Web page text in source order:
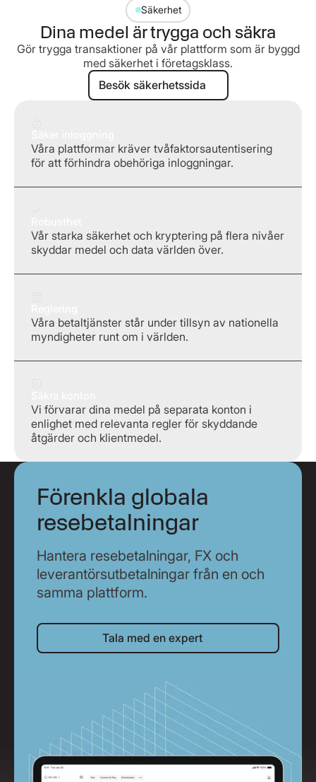
Säkerhet
Dina medel är trygga och säkra
Gör trygga transaktioner på vår plattform som är byggd
med säkerhet i företagsklass.
Besök säkerhetssida
Besök säkerhetssida
Våra plattformar kräver tvåfaktorsautentisering
för att förhindra obehöriga inloggningar.
Vår starka säkerhet och kryptering på flera nivåer
skyddar medel och data världen över.
Våra betaltjänster står under tillsyn av nationella
myndigheter runt om i världen.
Vi förvarar dina medel på separata konton i
enlighet med relevanta regler för skyddande
åtgärder och klientmedel.
Förenkla globala
resebetalningar
Hantera resebetalningar, FX och
leverantörsutbetalningar från en och
samma plattform.
Tala med en expert
Tala med en expert